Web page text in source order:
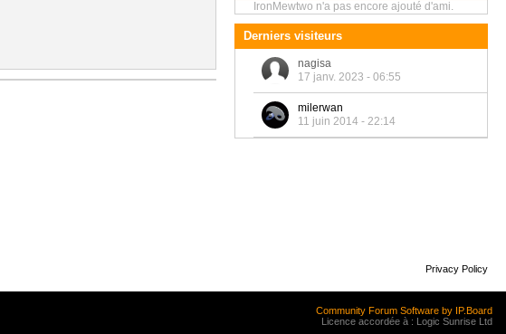
IronMewtwo n'a pas encore ajouté d'ami.
Derniers visiteurs
nagisa
17 janv. 2023 - 06:55
milerwan
11 juin 2014 - 22:14
Privacy Policy
Community Forum Software by IP.Board
Licence accordée à : Logic Sunrise Ltd